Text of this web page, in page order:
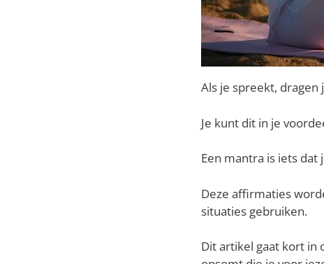
Als je spreekt,
Je kunt dit in je
Een mantra is iets
Deze affirmaties
situaties gebruiken.
Dit artikel gaat kort in